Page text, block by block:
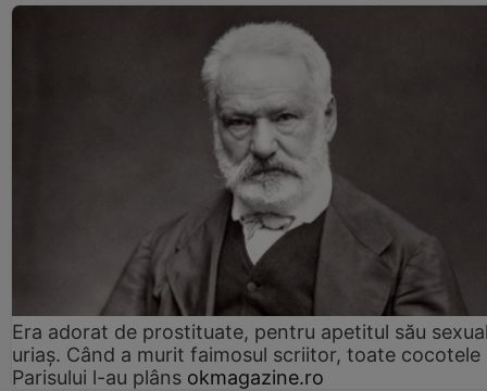
Era adorat de prostituate, pentru apetitul său
uriaș. Când a murit faimosul scriitor, toate cocotele
Parisului l-au plâns okmagazine.ro